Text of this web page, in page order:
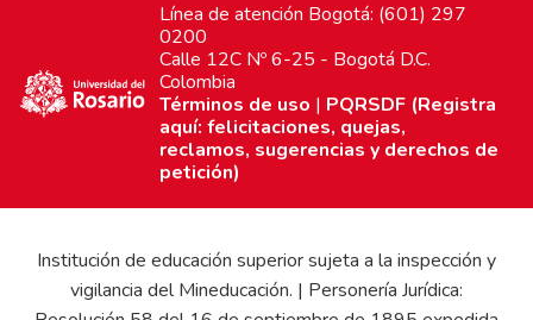
Línea de atención Bogotá: (601) 297
0200
Calle 12C Nº 6-25 - Bogotá D.C.
Colombia
Términos de uso | PQRSDF (Registra
aquí: felicitaciones, quejas,
reclamos, sugerencias y derechos de
petición)
Institución de educación superior sujeta a la inspección y
vigilancia del Mineducación. | Personería Jurídica: